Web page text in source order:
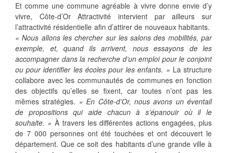
Et comme une commune agréable à vivre donne envie d’y
vivre, Côte-d’Or Attractivité intervient par ailleurs sur
l’attractivité résidentielle afin d’attirer de nouveaux habitants.
« Nous allons les chercher sur les salons des mobilités, par
exemple, et, quand ils arrivent, nous essayons de les
accompagner dans la recherche d’un emploi pour le conjoint
ou pour identifier les écoles pour les enfants. » La structure
collabore avec les communautés de communes en fonction
des objectifs qu’elles se fixent, car toutes n’ont pas les
mêmes stratégies. « En Côte-d’Or, nous avons un éventail
de propositions qui aide chacun à s’épanouir où il le
souhaite. » À travers les différentes actions engagées, plus
de 7 000 personnes ont été touchées et ont découvert le
département. Que ce soit des habitants d’une grande ville à